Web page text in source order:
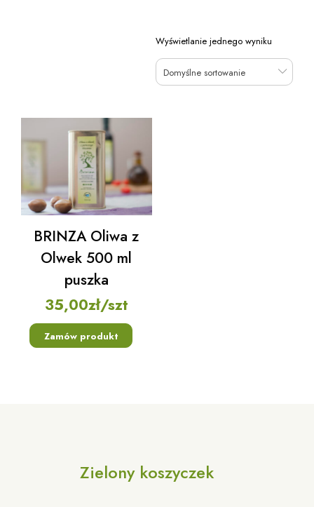
Wyświetlanie jednego wyniku
Domyślne sortowanie
BRINZA Oliwa z
Olwek 500 ml
puszka
35,00zł/szt
Zamów produkt
Zielony koszyczek